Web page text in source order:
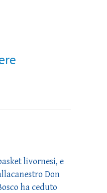
livornesi, e
Don
ha ceduto